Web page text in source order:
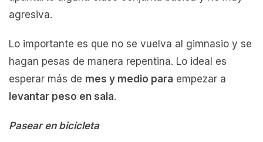
agresiva.
Lo importante es que no se vuelva al gimnasio y se
hagan pesas de manera repentina. Lo ideal es
esperar más de mes y medio para empezar a
levantar peso en sala.
Pasear en bicicleta